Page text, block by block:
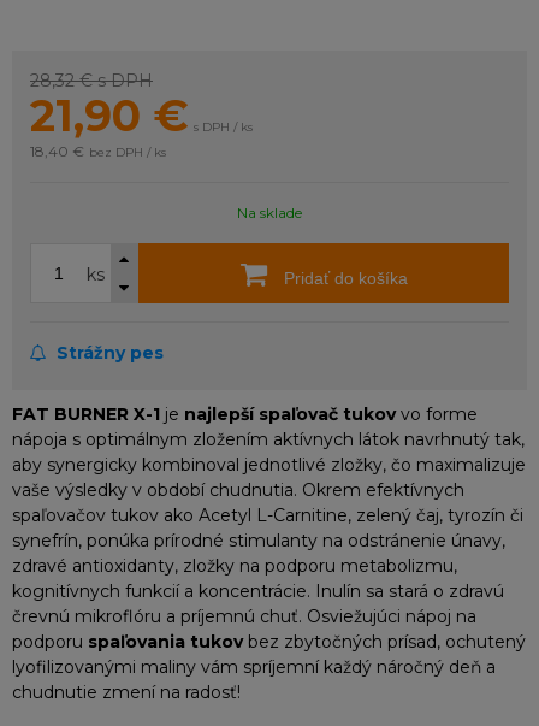
28,32 €s DPH
21,90 € s DPH / ks
18,40 € bez DPH / ks
Na sklade
ks Pridať do košíka
Strážny pes
FAT BURNER X-1 je najlepší spaľovač tukovvo forme
nápoja s optimálnym zložením aktívnych látok navrhnutý tak,
aby synergicky kombinoval jednotlivé zložky, čo maximalizuje
vaše výsledky v období chudnutia. Okrem efektívnych
spaľovačov tukov ako Acetyl L-Carnitine, zelený čaj, tyrozín či
synefrín, ponúka prírodné stimulanty na odstránenie únavy,
zdravé antioxidanty, zložky na podporu metabolizmu,
kognitívnych funkcií a koncentrácie. Inulín sa stará o zdravú
črevnú mikroflóru a príjemnú chuť. Osviežujúci nápoj na
podporu spaľovania tukovbez zbytočných prísad, ochutený
lyofilizovanými maliny vám spríjemní každý náročný deň a
chudnutie zmení na radosť!